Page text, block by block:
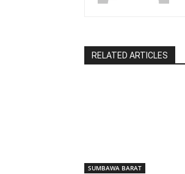
RELATED ARTICLES
SUMBAWA BARAT